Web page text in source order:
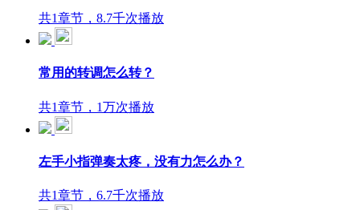
共1章节，8.7千次播放
常用的转调怎么转？
共1章节，1万次播放
左手小指弹奏太疼，没有力怎么办？
共1章节，6.7千次播放